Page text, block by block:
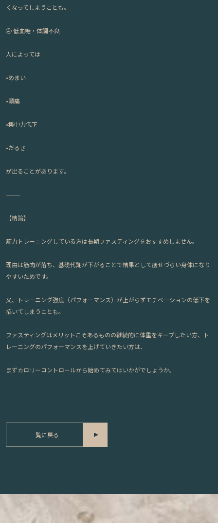
くなってしまうことも。
④低血糖・体調不良
人によっては
•めまい
•頭痛
•集中力低下
•だるさ
が出ることがあります。
⸻
【結論】
筋力トレーニングしている方は長期ファスティングをおすすめしません。
理由は筋肉が落ち、基礎代謝が下がることで結果として痩せづらい身体になり
やすいためです。
又、トレーニング強度（パフォーマンス）が上がらずモチベーションの低下を
招いてしまうことも。
ファスティングはメリットこそあるものの継続的に体重をキープしたい方、ト
レーニングのパフォーマンスを上げていきたい方は、
まずカロリーコントロールから始めてみてはいかがでしょうか。
一覧に戻る